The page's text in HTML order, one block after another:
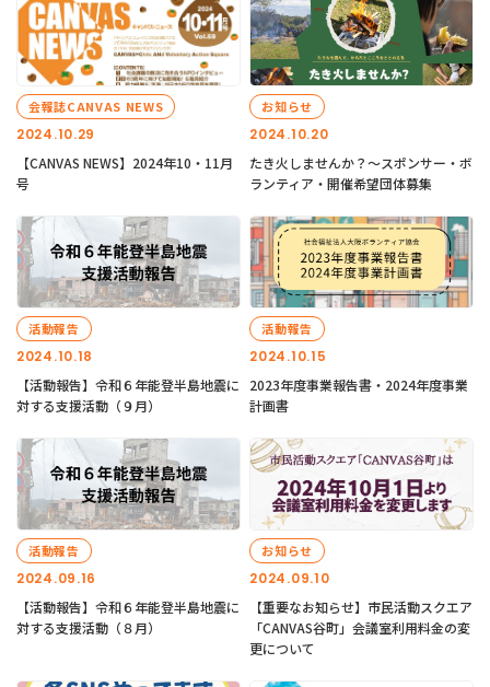
2024.10.29
会報誌CANVAS NEWS
【CANVAS NEWS】2024年10・11月
号
2024.10.20
お知らせ
たき火しませんか？～スポンサー・ボ
ランティア・開催希望団体募集
2024.10.18
活動報告
【活動報告】令和６年能登半島地震に
対する支援活動（９月）
2024.10.15
活動報告
2023年度事業報告書・2024年度事業
計画書
2024.09.16
活動報告
【活動報告】令和６年能登半島地震に
対する支援活動（８月）
2024.09.10
お知らせ
【重要なお知らせ】市民活動スクエア
「CANVAS谷町」会議室利用料金の変
更について